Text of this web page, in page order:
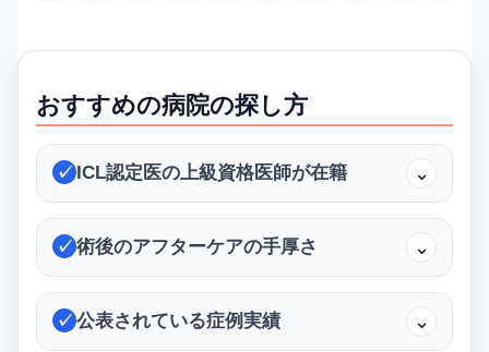
おすすめの病院の探し方
✓ ICL認定医の上級資格医師が在籍 ⌄
✓ 術後のアフターケアの手厚さ ⌄
✓ 公表されている症例実績 ⌄